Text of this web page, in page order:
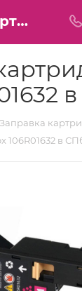
Заправка картриджа Xerox 106R01632 в СПб
Заправка
106R01632 в